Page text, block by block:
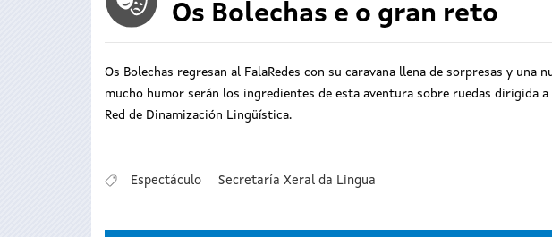
Os Bolechas e o gran reto
Os Bolechas regresan al FalaRedes con su caravana llena de sorpresas y
mucho humor serán los ingredientes de esta aventura sobre ruedas dirigida
Red de Dinamización Lingüística.
Espectáculo Secretaría Xeral da Lingua